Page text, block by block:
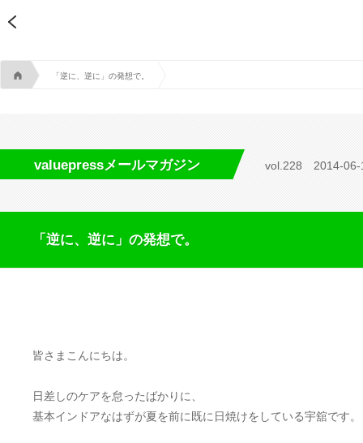
A 「逆に、逆に」の発想で。
valuepressメールマガジン vol.228 2014-06-
「逆に、逆に」の発想で。
皆さまこんにちは。
日差しのケアを怠ったばかりに、
基本インドアなはずが夏を前に既に日焼けをしている宇舘です。